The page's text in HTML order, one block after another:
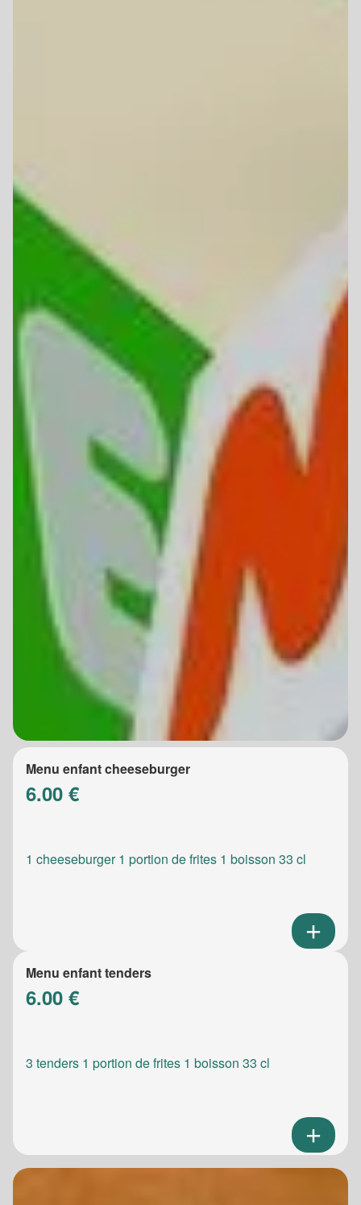
Menu enfant cheeseburger
6.00 €
1 cheeseburger 1 portion de frites 1 boisson 33 cl
Menu enfant tenders
6.00 €
3 tenders 1 portion de frites 1 boisson 33 cl